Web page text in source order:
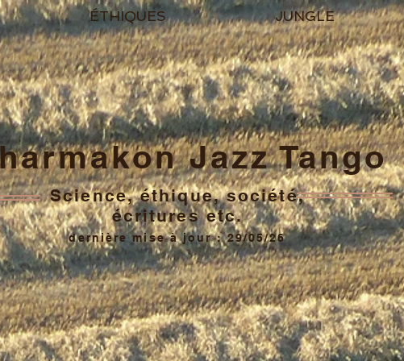
Jazz Tango
Science, éthique, société,
écritures etc.
dernière mise à jour : 29/05/26
ÉTHIQUES JUNGLE